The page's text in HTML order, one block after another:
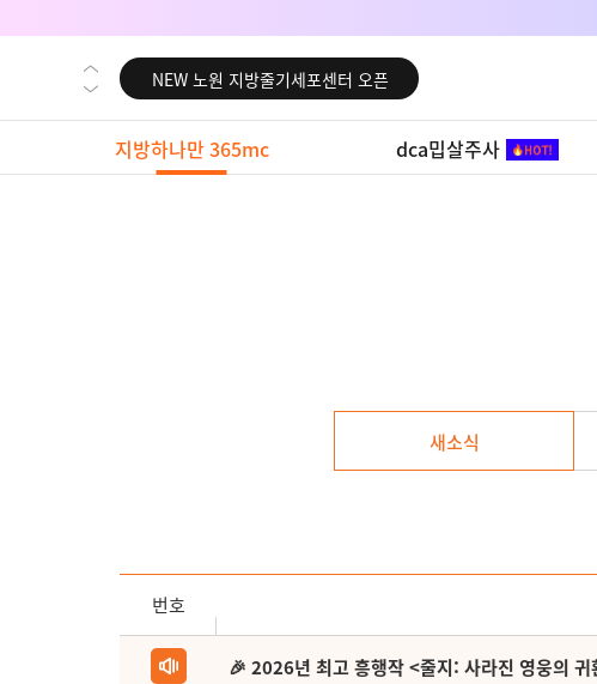
NEW 대전 지방줄기세포센터 오픈
NEW 노원 지방줄기세포센터 오픈
NEW 미국 LA점 오픈
NEW 부산 지방줄기세포센터 오픈
NEW 부산 지방줄기세포센터 오픈
지방하나만 365mc dca밉살주사
새소식
번호
🎉 2026년 최고 흥행작 <줄지: 사라진 영웅의